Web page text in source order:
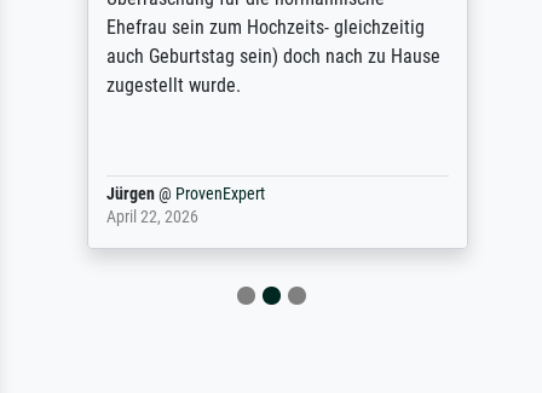
Ehefrau sein zum Hochzeits- gleichzeitig
auch Geburtstag sein) doch nach zu Hause
zugestellt wurde.
Jürgen@ProvenExpert
April 22, 2026